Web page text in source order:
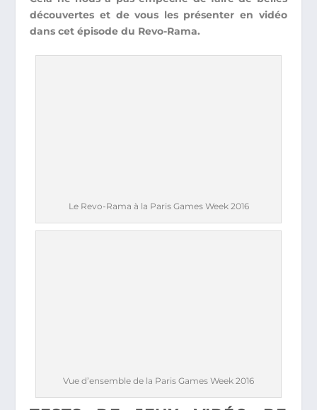
découvertes et de vous les présenter en vidéo
dans cet épisode du Revo-Rama.
Le Revo-Rama à la Paris Games Week 2016
Vue d’ensemble de la Paris Games Week 2016